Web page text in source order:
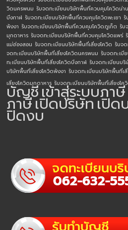
วิดนครพนม รับจดทะเบียนบริษัทพื้นที่ควบคุมโควิดน่าน
บึงกาฬ รับจดทะเบียนบริษัทพื้นที่ควบคุมโควิดพะเยา
พังงา รับจดทะเบียนบริษัทพื้นที่ควบคุมโควิดภูเก็ต รับ
มุกดาหาร รับจดทะเบียนบริษัทพื้นที่ควบคุมโควิดแพร่
แม่ฮ่องสอน รับจดทะเบียนบริษัทพื้นที่เสี่ยงโควิด รับจ
จดทะเบียนบริษัทพื้นที่เสี่ยงโควิดนครพนม รับจดทะเบี
ทะเบียนบริษัทพื้นที่เสี่ยงโควิดบึงกาฬ รับจดทะเบียนบริ
บริษัทพื้นที่เสี่ยงโควิดพังงา รับจดทะเบียนบริษัทพื้นที่เ
เสี่ยงโควิดมุกดาหาร รับจดทะเบียนบริษัทพื้นที่เสี่ยงโค
บัญชีเข้าสู่ระบบภาษี
ภาษีเปิดบริษัทเปิด
ปิดงบ